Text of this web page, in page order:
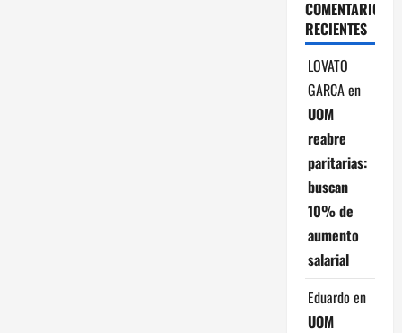
COMENTARIOS
RECIENTES
LOVATO
GARCAen
UOM
reabre
paritarias:
buscan
10% de
aumento
salarial
Eduardo en
UOM